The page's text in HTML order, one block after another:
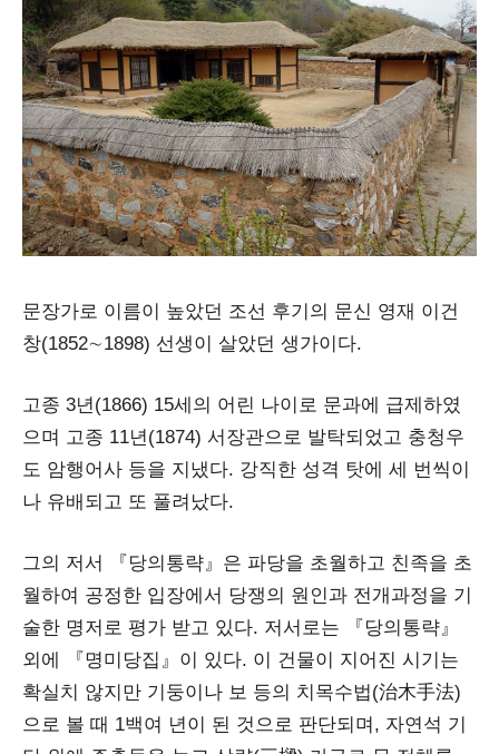
문장가로 이름이 높았던 조선 후기의 문신 영재 이건
창(1852∼1898) 선생이 살았던 생가이다.
고종 3년(1866) 15세의 어린 나이로 문과에 급제하였
으며 고종 11년(1874) 서장관으로 발탁되었고 충청우
도 암행어사 등을 지냈다. 강직한 성격 탓에 세 번씩이
나 유배되고 또 풀려났다.
그의 저서 『당의통략』은 파당을 초월하고 친족을 초
월하여 공정한 입장에서 당쟁의 원인과 전개과정을 기
술한 명저로 평가 받고 있다. 저서로는 『당의통략』
외에 『명미당집』이 있다. 이 건물이 지어진 시기는
확실치 않지만 기둥이나 보 등의 치목수법(治木手法)
으로 볼 때 1백여 년이 된 것으로 판단되며, 자연석 기